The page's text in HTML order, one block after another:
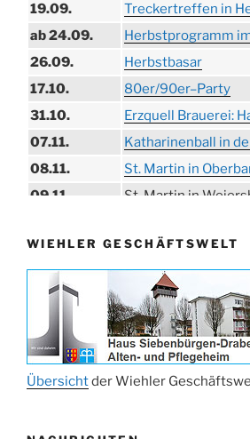
19.09.
Treckertreffen in
ab 24.09.
Herbstprogramm
26.09.
Herbstbasar
17.10.
80er/90er–Party
31.10.
Erzquell Brauerei:
07.11.
Katharinenball in
08.11.
St. Martin in
09.11.
St. Martin in
11.11.
„DÜX“ im Burghaus
14.11.
Proklamation der
15.11.
Konzert Bielsteiner
15.11.
Volkstrauertag am
27.11.
Anknipsfest an der
Kirche
WIEHLER GESCHÄFTSWELT
Übersichtder Wiehler